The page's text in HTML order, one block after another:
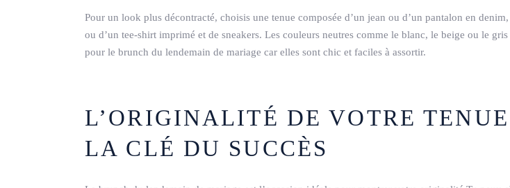
Pour un look plus décontracté, choisis une tenue composée d’un jean ou d’un pantalon en denim,
ou d’un tee-shirt imprimé et de sneakers. Les couleurs neutres comme le blanc, le beige ou le
pour le brunch du lendemain de mariage car elles sont chic et faciles à assortir.
L’ORIGINALITÉ DE VOTRE
LA CLÉ DU SUCCÈS